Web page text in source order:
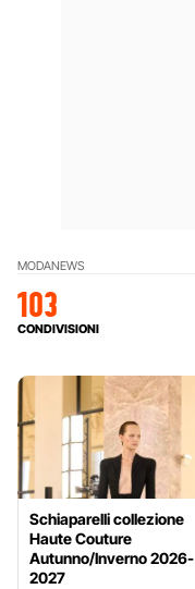
MODANEWS
103
CONDIVISIONI
Schiaparelli collezione
Haute Couture
Autunno/Inverno 2026-
2027